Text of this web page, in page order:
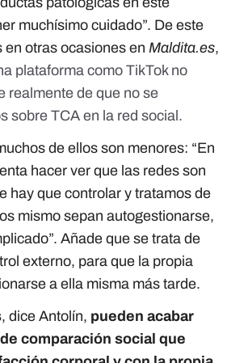
muchísimo cuidado”. De este
otras ocasiones en Maldita.es,
plataforma como TikTok no
realmente de que no se
sobre TCA en la red social.
de ellos son menores: “En
hacer ver que las redes son
hay que controlar y tratamos de
mismo sepan autogestionarse,
Añade que se trata de
externo, para que la propia
a ella misma más tarde.
, dice Antolín, pueden acabar
comparación social que